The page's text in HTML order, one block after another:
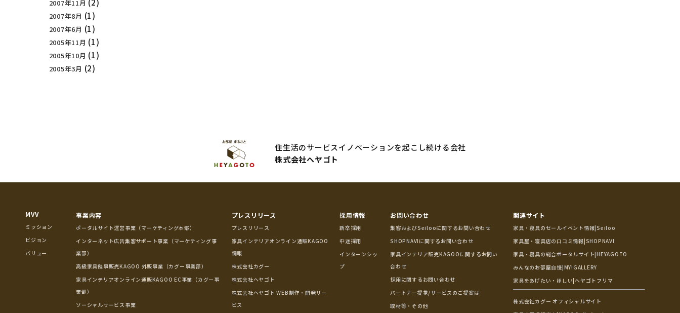
2007年11月 (2)
2007年8月 (1)
2007年6月 (1)
2005年11月 (1)
2005年10月 (1)
2005年3月 (2)
住生活のサービスイノベーションを起こし続ける会社
株式会社ヘヤゴト
MVV
ミッション
ビジョン
バリュー
事業内容
ポータルサイト運営事業（マーケティング本部）
インターネット広告集客サポート事業（マーケティング事
業部）
高級家具催事販売KAGOO 外販事業（カグー事業部）
家具インテリアオンライン通販KAGOO EC事業（カグー事
業部）
ソーシャルサービス事業
プレスリリース
プレスリリース
家具インテリアオンライン通販KAGOO
情報
株式会社カグー
株式会社ヘヤゴト
株式会社ヘヤゴト WEB制作・開発サー
ビス
採用情報
新卒採用
中途採用
インターンシッ
プ
お問い合わせ
集客およびSeilooに関するお問い合わせ
SHOPNAVIに関するお問い合わせ
家具インテリア販売KAGOOに関するお問い
合わせ
採用に関するお問い合わせ
パートナー提携/サービスのご提案は
取材等・その他
関連サイト
家具・寝具のセールイベント情報|Seiloo
家具屋・寝具店の口コミ情報|SHOPNAVI
家具・寝具の総合ポータルサイト|HEYAGOTO
みんなのお部屋自慢|MY!GALLERY
家具をあげたい・ほしい|ヘヤゴトフリマ
株式会社カグー オフィシャルサイト